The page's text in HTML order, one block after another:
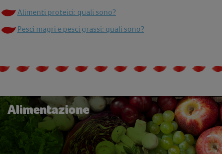
Alimenti proteici: quali sono?
Pesci magri e pesci grassi: quali sono?
Alimentazione